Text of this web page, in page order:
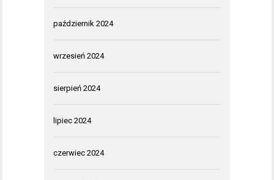
październik 2024
wrzesień 2024
sierpień 2024
lipiec 2024
czerwiec 2024